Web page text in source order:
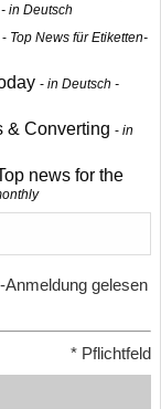
in Deutsch
Top News für Etiketten-
in Deutsch -
& Converting
in
news for the
gelesen
* Pflichtfeld